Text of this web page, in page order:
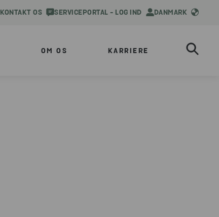
KONTAKT OS SERVICEPORTAL - LOG IND DANMARK
OM OS KARRIERE